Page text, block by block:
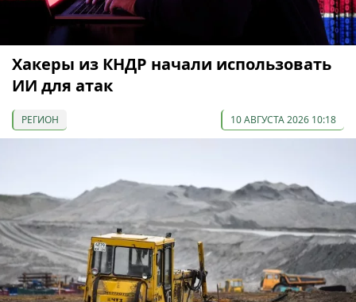
Хакеры из КНДР начали использовать
ИИ для атак
РЕГИОН 10 АВГУСТА 2026 10:18